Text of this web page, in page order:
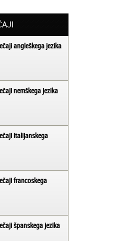
angleškega jezika
nemškega jezika
italijanskega
francoskega
španskega jezika